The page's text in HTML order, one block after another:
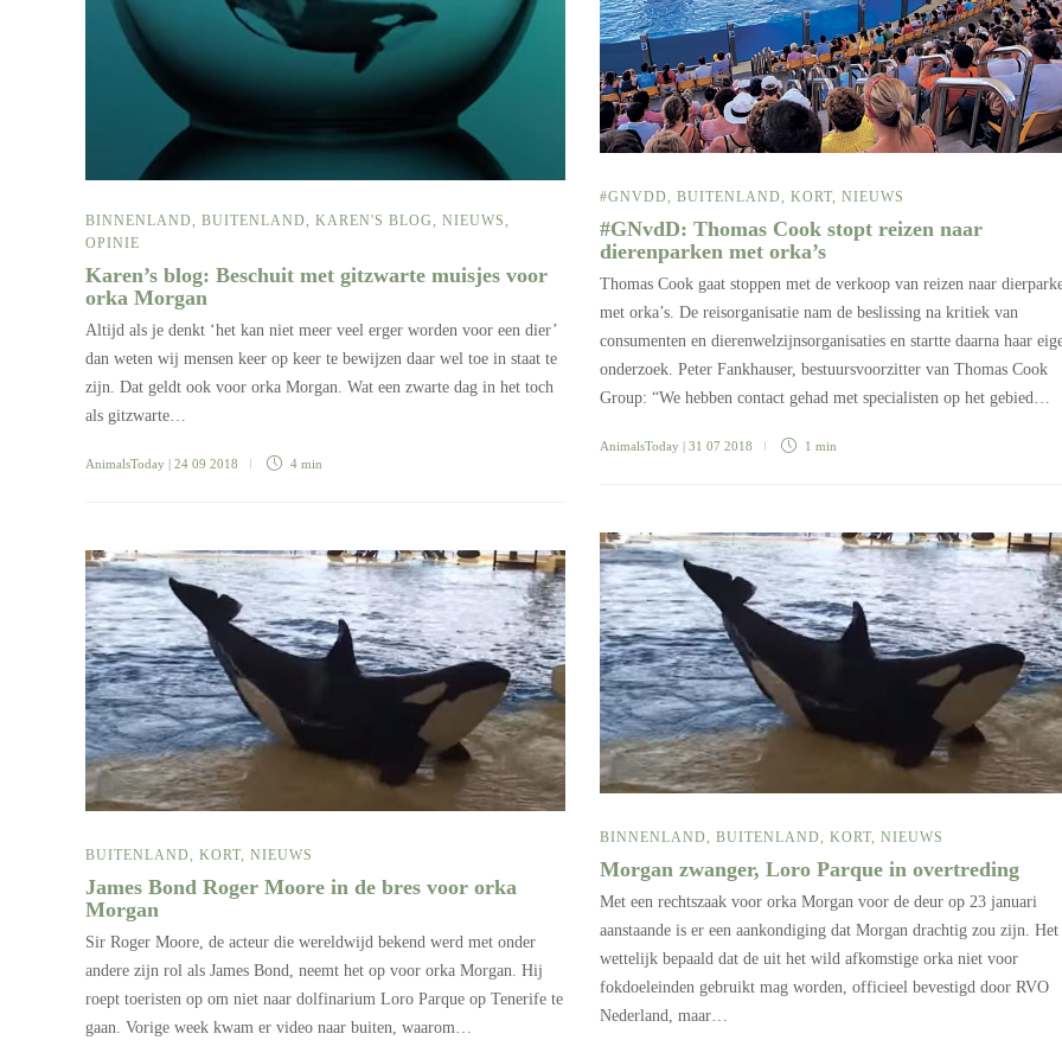
BINNENLAND, BUITENLAND, KAREN'S BLOG, NIEUWS,
OPINIE
Karen’s blog: Beschuit met gitzwarte muisjes voor
orka Morgan
Altijd als je denkt ‘het kan niet meer veel erger worden voor een dier’
dan weten wij mensen keer op keer te bewijzen daar wel toe in staat te
zijn. Dat geldt ook voor orka Morgan. Wat een zwarte dag in het toch
als gitzwarte…
AnimalsToday | 24 09 2018 4 min
#GNVDD, BUITENLAND, KORT, NIEUWS
#GNvdD: Thomas Cook stopt reizen naar
dierenparken met orka’s
Thomas Cook gaat stoppen met de verkoop van reizen naar
met orka’s. De reisorganisatie nam de beslissing na kritiek van
consumenten en dierenwelzijnsorganisaties en startte daarna haar
onderzoek. Peter Fankhauser, bestuursvoorzitter van Thomas Cook
Group: “We hebben contact gehad met specialisten op het gebied…
AnimalsToday | 31 07 2018 1 min
BINNENLAND BUITENLAND KORT NIEUWS
Morgan zwanger, Loro Parque in overtreding
Met een rechtszaak voor orka Morgan voor de deur op 23 januari
aanstaande is er een aankondiging dat Morgan drachtig zou zijn. Het
wettelijk bepaald dat de uit het wild afkomstige orka niet voor
fokdoeleinden gebruikt mag worden, officieel bevestigd door RVO
Nederland, maar…
BUITENLAND KORT NIEUWS
James Bond Roger Moore in de bres voor orka
Morgan
Sir Roger Moore, de acteur die wereldwijd bekend werd met onder
andere zijn rol als James Bond, neemt het op voor orka Morgan. Hij
roept toeristen op om niet naar dolfinarium Loro Parque op Tenerife te
gaan. Vorige week kwam er video naar buiten, waarom…